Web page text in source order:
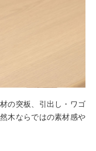
の突板、引出し・ワゴ
木ならではの素材感や